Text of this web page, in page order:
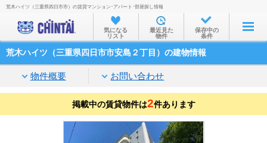
お部屋を探す
沿線・駅から
住所から
家賃相場から
通勤通学時間から
物件特集から
荒木ハイツ（三重県四日市市）の賃貸マンション･アパート･部屋探し情報
気になる
リスト
最近見た
物件
保存中の
条件
荒木ハイツ（三重県四日市市安島２丁目）の建物情報
物件概要 お問い合わせ
掲載中の賃貸物件は2件あります